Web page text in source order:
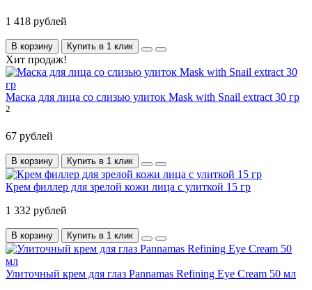
1 418 рублей
В корзину Купить в 1 клик
Хит продаж!
Маска для лица со слизью улиток Mask with Snail extract 30 гр
2
67 рублей
В корзину Купить в 1 клик
Крем филлер для зрелой кожи лица с улиткой 15 гр
1 332 рублей
В корзину Купить в 1 клик
Улиточный крем для глаз Pannamas Refining Eye Cream 50 мл